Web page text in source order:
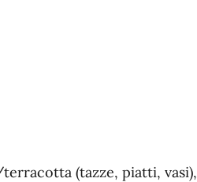
(tazze, piatti, vasi),